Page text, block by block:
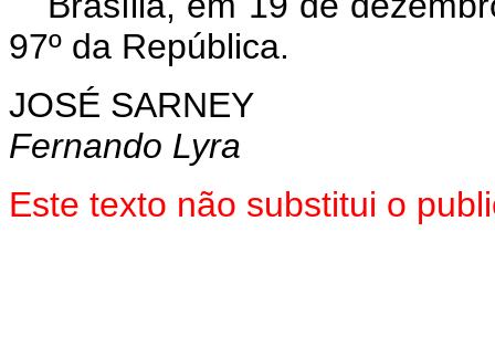
97º da República.
JOSÉ SARNEY
Fernando Lyra
Este texto não substitui o